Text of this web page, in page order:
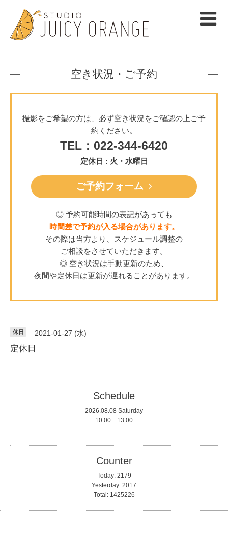
空き状況・ご予約
撮影をご希望の方は、必ず空き状況をご確認の上ご予
約ください。
TEL：022-344-6420
定休日 : 火・水曜日
ご予約フォーム
◎ 予約可能時間の表記があっても
時間差で予約が入る場合があります。
その際は当方より、スケジュール調整の
ご相談をさせていただきます。
◎ 空き状況は手動更新のため、
夜間や定休日は更新が遅れることがあります。
休日 2021-01-27 (水)
定休日
Schedule
2026.08.08 Saturday
10:00 13:00
Counter
Today: 2179
Yesterday: 2017
Total: 1425226